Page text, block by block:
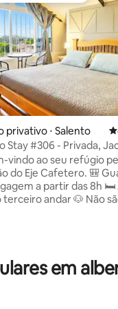
média de 5, 31
privativo ⋅ Salento
Stay #306 - Privada,
Size
vindo ao seu refúgio
Eje Cafetero. 🎒 Guardamos
a partir das 8h 🛏️ A Suíte
andar 🐶 Não são
+ jacuzzi ✔ 🍳 Cozinha
para
em